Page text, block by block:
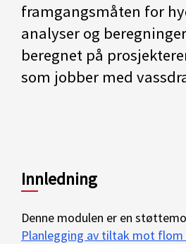
framgangsmåten for
analyser og
beregnet på
som jobber med
Innledning
Denne modulen er en
Planlegging av tiltak mot flom